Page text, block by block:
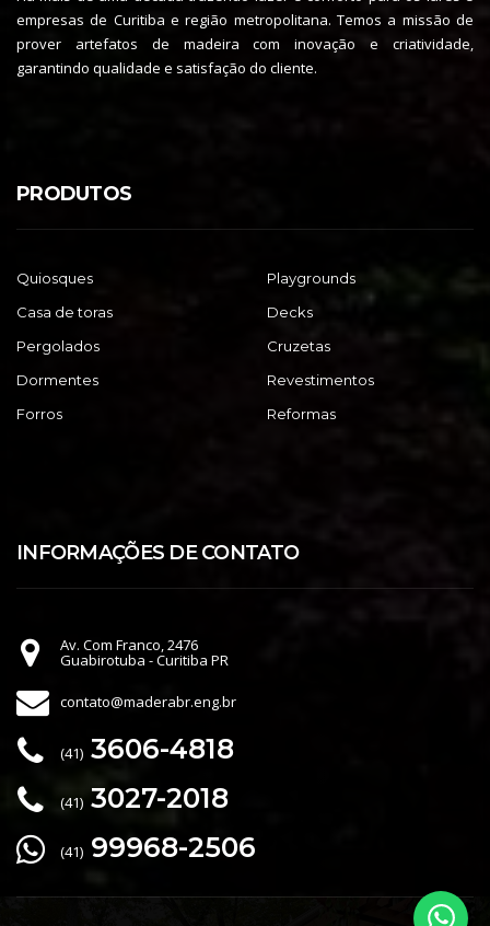
empresas de Curitiba e região metropolitana. Temos a missão de
prover artefatos de madeira com inovação e criatividade,
garantindo qualidade e satisfação do cliente.
PRODUTOS
Quiosques
Playgrounds
Casa de toras
Decks
Pergolados
Cruzetas
Dormentes
Revestimentos
Forros
Reformas
INFORMAÇÕES DE CONTATO
Av. Com Franco, 2476
Guabirotuba - Curitiba PR
contato@maderabr.eng.br
(41) 3606-4818
(41) 3027-2018
(41) 99968-2506